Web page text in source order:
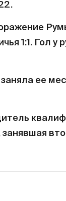
1:1. Гол у
ее